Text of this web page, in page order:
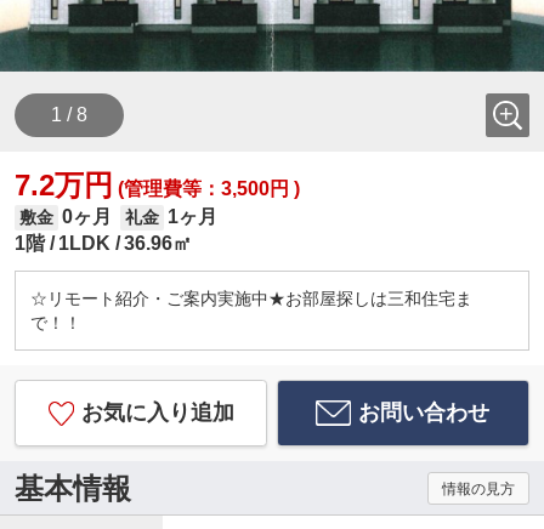
1 / 8
7.2万円 (管理費等：3,500円 )
敷金 0ヶ月 礼金 1ヶ月
1階
1LDK 36.96㎡
☆リモート紹介・ご案内実施中★お部屋探しは三和住宅ま
で！！
お気に入り追加 お問い合わせ
基本情報 情報の見方